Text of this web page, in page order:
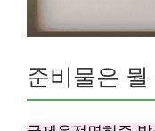
준비물은